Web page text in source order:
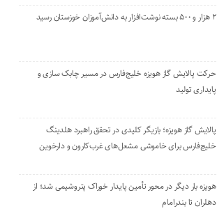
۲ هزار و ۵۰۰ بسته نوشت‌افزار به دانش‌آموزان خوزستان رسید
حرکت پالایش گاز هویزه خلیج‌فارس در مسیر چابک سازی و
پایداری تولید
پالایش گاز هویزه؛ بازیگر کلیدی در تحقق راهبرد هلدینگ
خلیج‌فارس برای خاموشی مشعل‌های غرب‌کارون و دارخوین
هویزه بار دیگر در محور تأمین پایدار خوراک پتروشیمی شد؛ از
دهلران تا بندرامام